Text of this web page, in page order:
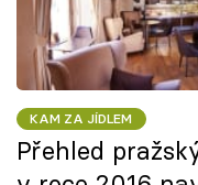
KAM ZA JÍDLEM
Přehled